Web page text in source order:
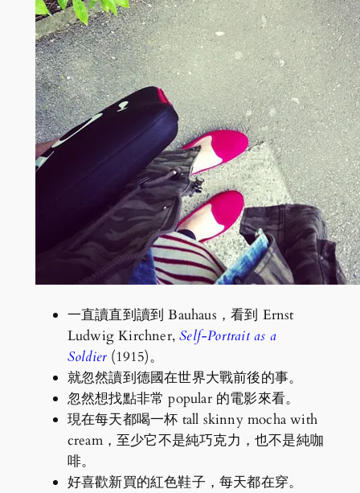
一直讀直到讀到 Bauhaus，看到 Ernst
Ludwig Kirchner,Self-Portrait as a
Soldier (1915)。
就忽然讀到德國在世界大戰前後的事。
忽然想找點非常 popular 的電影來看。
現在每天都喝一杯 tall skinny mocha with
cream，至少它不是純巧克力，也不是純咖
啡。
好喜歡新買的紅色鞋子，每天都在穿。